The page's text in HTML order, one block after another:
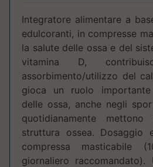
Integratore alimentare a
edulcoranti, in compresse
la salute delle ossa e del
vitamina D,
assorbimento/utilizzo del
gioca un ruolo importante
delle ossa, anche negli
quotidianamente
struttura ossea. Dosaggio
compressa masticabile
giornaliero